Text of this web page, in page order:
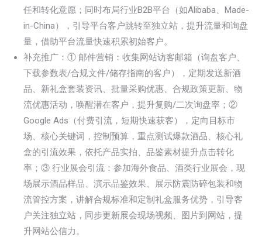
任和转化意愿；同时布局行业B2B平台（如Alibaba、Made-
in-China），引导平台客户跳转至独立站，提升流量和询盘
量，借助平台流量快速积累初始客户。
补充推广：① 邮件营销：收集网站访客邮箱（询盘客户、
下载参数表/合规文件/储存指南的客户），定期发送新酒
品、新礼盒套装资讯、批量采购优惠、合规政策更新、物
流优惠活动，唤醒潜在客户，提升复购/二次询盘率；②
Google Ads（付费引流，短期快速获客），定向目标市
场、核心关键词，控制预算，重点测试爆款酒品、核心礼
盒的引流效果，依托产品实拍、品鉴素材提升点击转化
率；③ 行业展会引流：参加海外食品、酒类行业展会，现
场展示酒品样品、演示品鉴效果、展示防震防碎包装和物
流管控方案，讲解合规标准和定制礼盒服务优势，引导客
户关注独立站，同步更新展会现场视频、图片到网站，提
升网站公信力。